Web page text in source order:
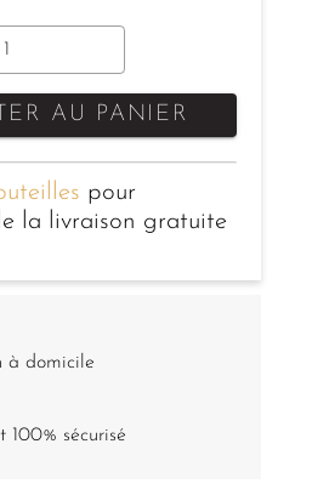
AU PANIER
pour
la livraison gratuite
à domicile
100% sécurisé